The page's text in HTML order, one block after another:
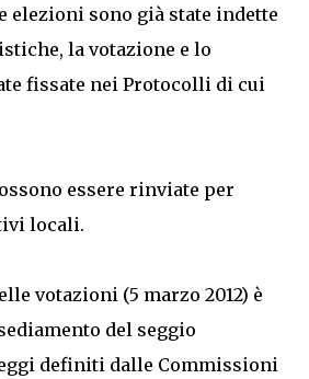
elezioni sono già state indette
la votazione e lo
fissate nei Protocolli di cui
essere rinviate per
locali.
votazioni (5 marzo 2012) è
del seggio
definiti dalle Commissioni